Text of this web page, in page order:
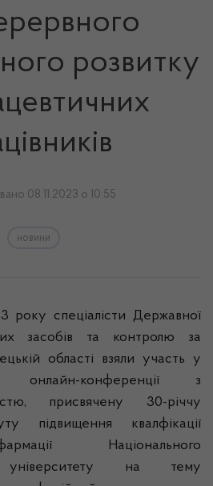
розвитку
08.11.2023 о 10:55
новини
року спеціалісти Державної
засобів та контролю за
області взяли участь у
онлайн-конференції з
присвячену 30-річчу
підвищення квалфікації
Національного
університету на тему